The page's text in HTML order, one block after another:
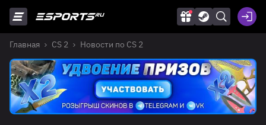
Главная CS 2 Новости по CS 2